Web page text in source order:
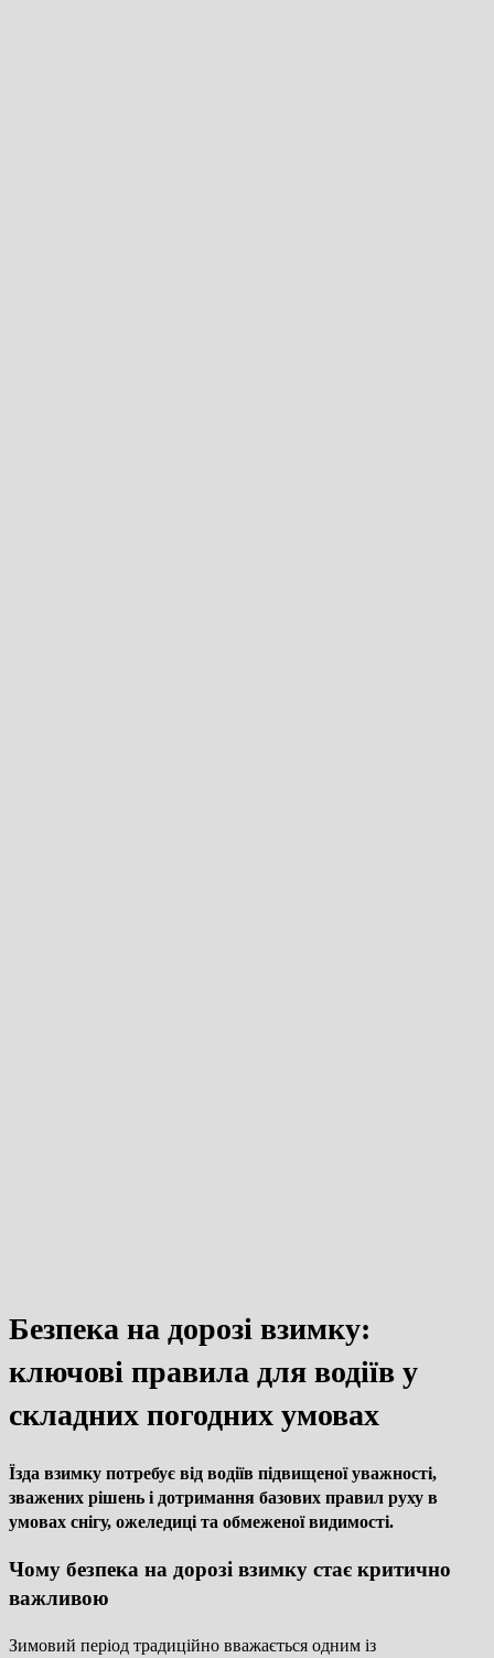
Безпека на дорозі взимку:
ключові правила для водіїв у
складних погодних умовах
Їзда взимку потребує від водіїв підвищеної уважності,
зважених рішень і дотримання базових правил руху в
умовах снігу, ожеледиці та обмеженої видимості.
Чому безпека на дорозі взимку стає критично
важливою
Зимовий період традиційно вважається одним із